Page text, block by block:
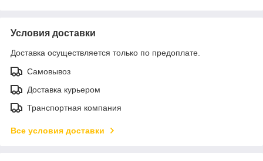
Условия доставки
Доставка осуществляется только по предоплате.
Самовывоз
Доставка курьером
Транспортная компания
Все условия доставки